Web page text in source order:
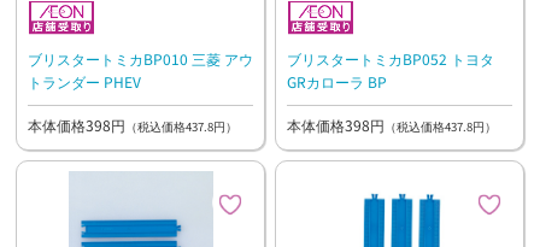
ブリスタートミカBP010 三菱 アウ
トランダー PHEV
本体価格398円 （税込価格437.8円）
ブリスタートミカBP052 トヨタ
GRカローラ BP
本体価格398円 （税込価格437.8円）